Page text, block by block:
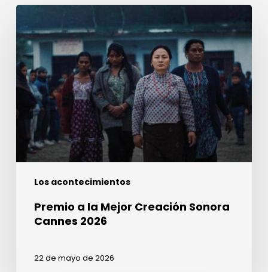
Los acontecimientos
la
Mejor
Creación
Sonora
Cannes
2026
Premio a la Mejor Creación Sonora
Cannes 2026
22 de mayo de 2026